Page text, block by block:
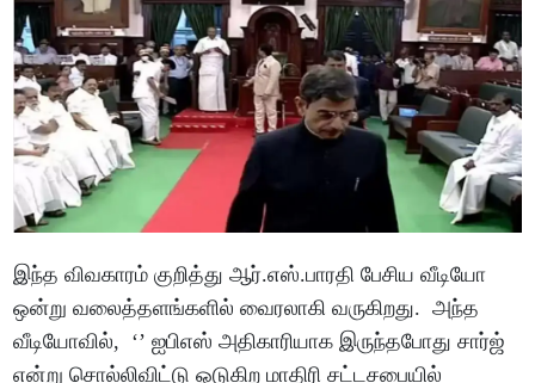
இந்த விவகாரம் குறித்து ஆர்.எஸ்.பாரதி பேசிய வீடியோ
ஒன்று வலைத்தளங்களில் வைரலாகி வருகிறது. அந்த
வீடியோவில், ‘’ ஐபிஎஸ் அதிகாரியாக இருந்தபோது சார்ஜ்
என்று சொல்லிவிட்டு ஓடுகிற மாதிரி சட்டசபையில்